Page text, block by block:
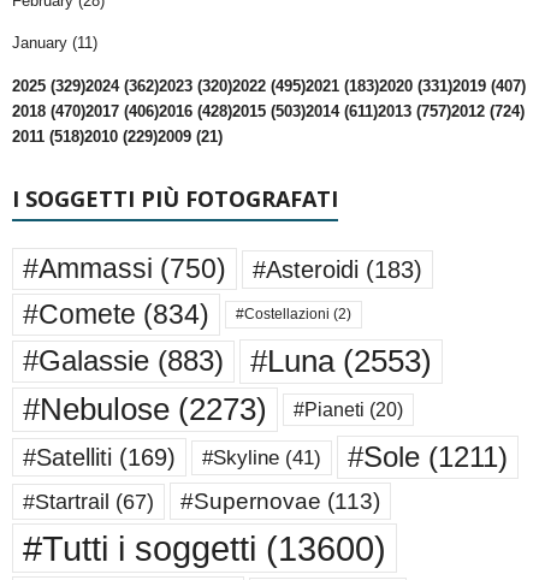
January (11)
2025 (329)2024 (362)2023 (320)2022 (495)2021 (183)2020 (331)2019 (407)
2018 (470)2017 (406)2016 (428)2015 (503)2014 (611)2013 (757)2012 (724)
2011 (518)2010 (229)2009 (21)
I SOGGETTI PIÙ FOTOGRAFATI
#Ammassi (750) #Asteroidi (183)
#Comete (834) #Costellazioni (2)
#Galassie (883) #Luna(2553)
#Nebulose (2273) #Pianeti (20)
#Satelliti (169) #Skyline (41) #Sole (1211)
#Startrail (67) #Supernovae (113)
#Tutti i soggetti (13600)